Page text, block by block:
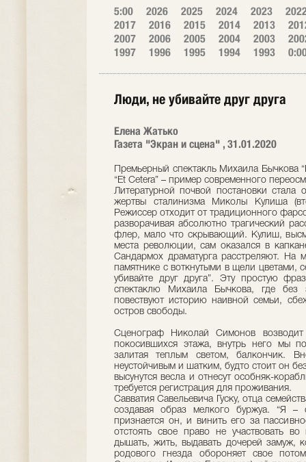
5:00 2026 2025 2024 2023
2017
2016 2015 2014 2013
2007
2006 2005 2004 2003
1997
1996 1995 1994 1993
Люди, не убивайте друг друга
Елена Жатько
Газета "Экран и сцена" , 31.01.2020
Премьерный спектакль Михаила Бычкова
“Et Сetera” – пример современного
Литературной почвой постановки стала
жертвы сталинизма Миколы Кулиша
Режиссер отходит от традиционного
разворачивая абсолютно трагический
флер, мало что скрывающий. Кулиш,
места революции, сам оказался в
Сандармох драматурга расстреляют. На
памятнике с воткнутыми в щели цветами,
убивайте друг друга”. Эту простую
спектаклю Михаила Бычкова, где без
повествуют историю наивной семьи,
остров свободы.
Сценограф Николай Симонов
покосившихся этажа, внутрь него мы
залитая теплым светом, балкончик.
неустойчивым и шатким, будто стоит он
высунутся весла и отнесут особняк-
требуется регистрация для проживания.
Савватия Савельевича Гуску, отца
создавая образ мелкого буржуа. “Я
признается он, и винить его за
отстоять свое право не участвовать
дышать, жить, выдавать дочерей замуж,
родового гнезда обороняет свое